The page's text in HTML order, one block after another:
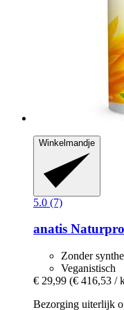
Winkelmandje
5.0 (7)
anatis
Zonder
Veganistisch
€ 29,99 (€ 416,53 /
Bezorging uiterlijk